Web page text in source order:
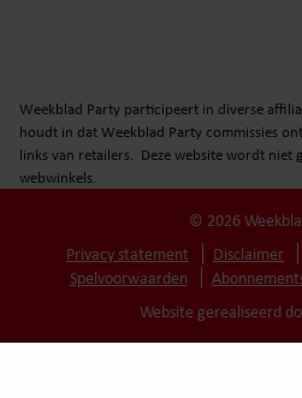
Weekblad Party participeert in diverse
houdt in dat Weekblad Party commissies
links van retailers. Deze website wordt niet
webwinkels.
© 2026
Privacy statement
Disclaimer
Spelvoorwaarden
Website gerealiseerd